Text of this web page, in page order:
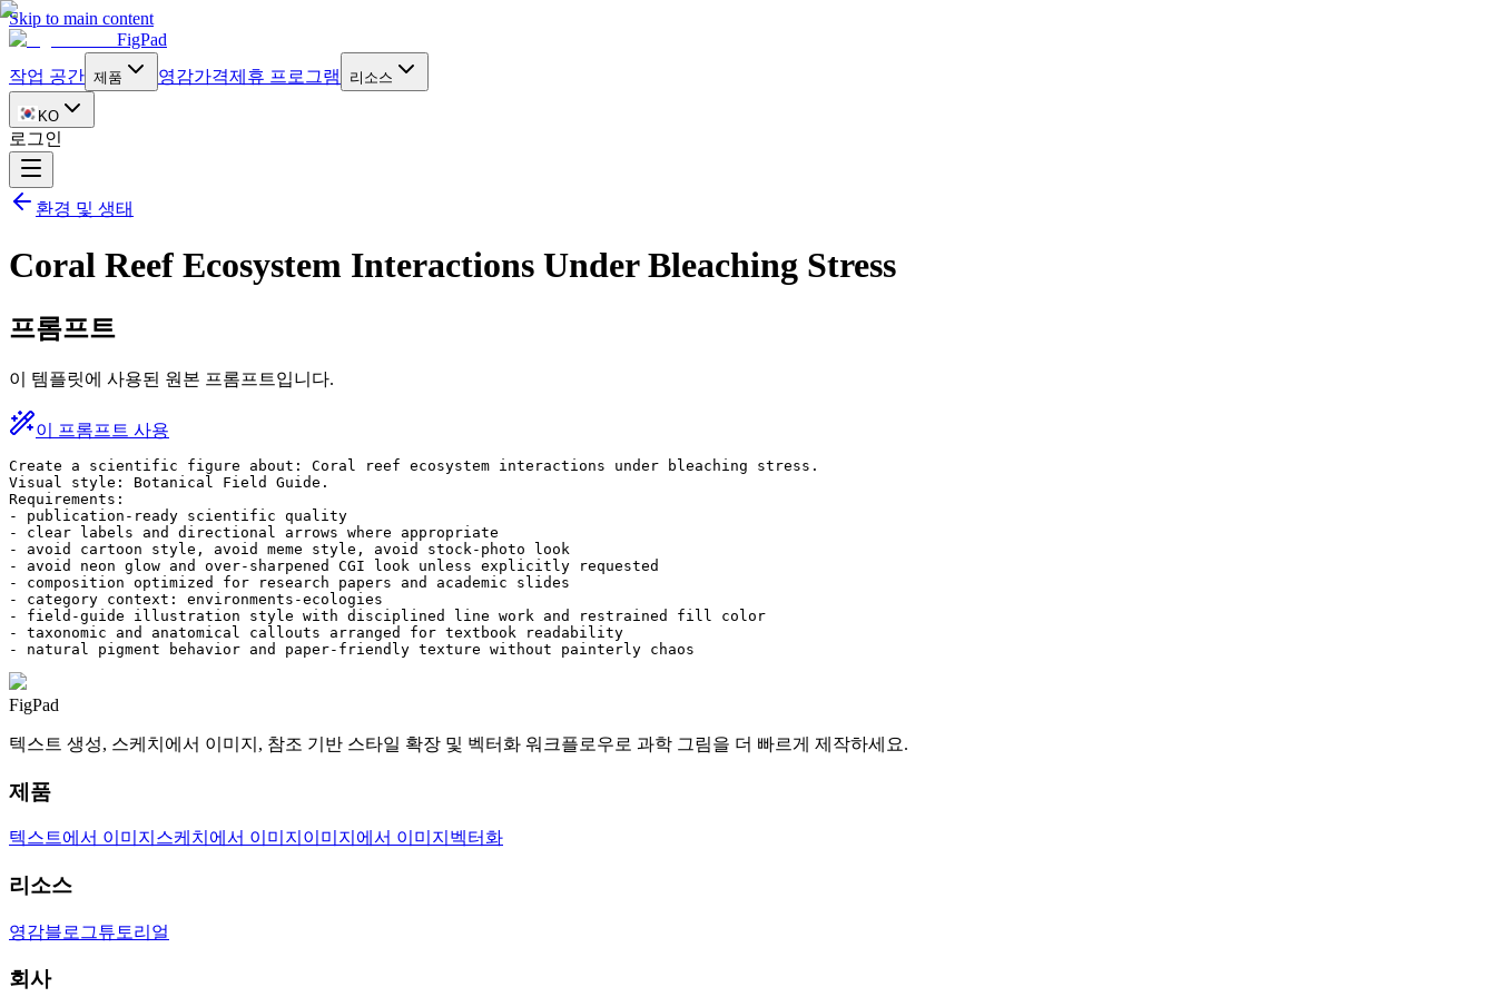
Skip to main content
FigPad
작업 공간 제품 영감가격제휴 프로그램 리소스
KO
로그인
환경 및 생태
Coral Reef Ecosystem Interactions Under Bleaching Stress
프롬프트
이 템플릿에 사용된 원본 프롬프트입니다.
이 프롬프트 사용
Create a scientific figure about: Coral reef ecosystem interactions under bleaching stress.
Visual style: Botanical Field Guide.
Requirements:
- publication-ready scientific quality
- clear labels and directional arrows where appropriate
- avoid cartoon style, avoid meme style, avoid stock-photo look
- avoid neon glow and over-sharpened CGI look unless explicitly requested
- composition optimized for research papers and academic slides
- category context: environments-ecologies
- field-guide illustration style with disciplined line work and restrained fill color
- taxonomic and anatomical callouts arranged for textbook readability
- natural pigment behavior and paper-friendly texture without painterly chaos
FigPad
텍스트 생성, 스케치에서 이미지, 참조 기반 스타일 확장 및 벡터화 워크플로우로 과학 그림을 더 빠르게 제작하세요.
제품
텍스트에서 이미지 스케치에서 이미지 이미지에서 이미지 벡터화
리소스
영감블로그튜토리얼
회사